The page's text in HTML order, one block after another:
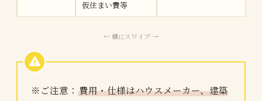
仮住まい費等
※ご注意：費用・仕様はハウスメーカー、建築